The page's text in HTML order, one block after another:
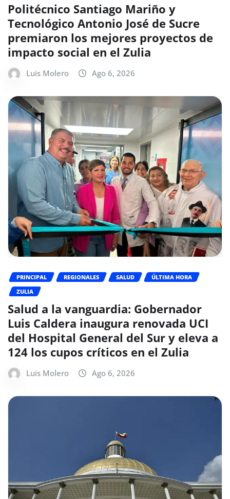
Politécnico Santiago Mariño y
Tecnológico Antonio José de Sucre
premiaron los mejores proyectos de
impacto social en el Zulia
Luis Molero Ago 6, 2026
PRINCIPAL REGIONALES SALUD
ÚLTIMA HORA
ZULIA
Salud a la vanguardia: Gobernador
Luis Caldera inaugura renovada UCI
del Hospital General del Sur y eleva a
124 los cupos críticos en el Zulia
Luis Molero Ago 6, 2026